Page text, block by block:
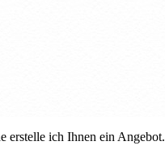
erstelle ich Ihnen ein Angebot.